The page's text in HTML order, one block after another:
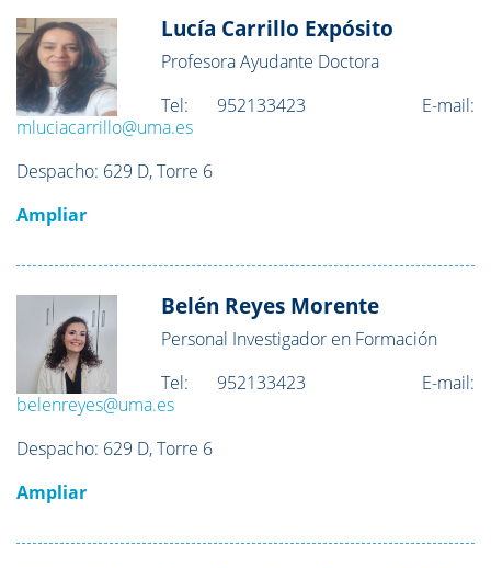
Lucía Carrillo Expósito
Profesora Ayudante Doctora
Tel: 952133423 E-mail:
mluciacarrillo@uma.es
Despacho: 629 D, Torre 6
Ampliar
Belén Reyes Morente
Personal Investigador en Formación
Tel: 952133423 E-mail:
belenreyes@uma.es
Despacho: 629 D, Torre 6
Ampliar